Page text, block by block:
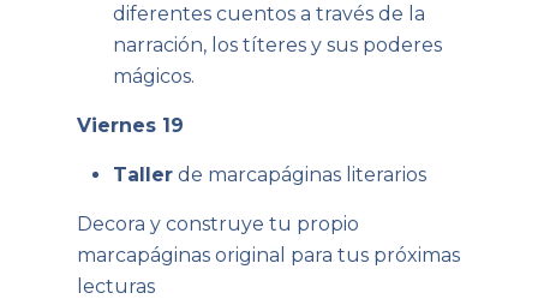
diferentes cuentos a través de la
narración, los títeres y sus poderes
mágicos.
Viernes 19
Taller de marcapáginas literarios
Decora y construye tu propio
marcapáginas original para tus próximas
lecturas